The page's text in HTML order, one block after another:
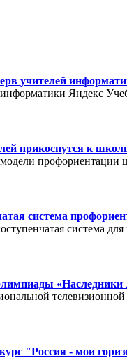
учителей
Яндекс
прикоснутся к
система
система
«Наследники
"Россия - мои